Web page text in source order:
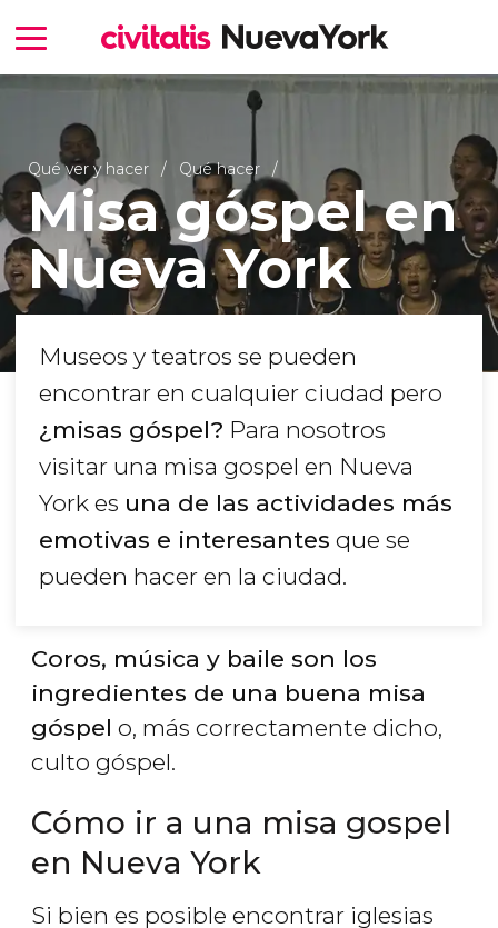
Qué ver y hacer Qué hacer
Misa góspel en
Nueva York
Museos y teatros se pueden
encontrar en cualquier ciudad pero
¿misas góspel? Para nosotros
visitar una misa gospel en Nueva
York es una de las actividades más
emotivas e interesantes que se
pueden hacer en la ciudad.
Coros, música y baile son los
ingredientes de una buena misa
góspel o, más correctamente dicho,
culto góspel.
Cómo ir a una misa gospel
en Nueva York
Si bien es posible encontrar iglesias